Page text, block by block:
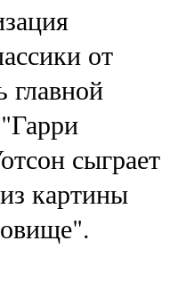
от
главной
сыграет
картины